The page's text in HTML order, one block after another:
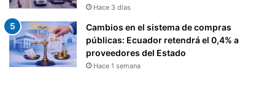
Hace 3 días
Cambios en el sistema de compras
públicas: Ecuador retendrá el 0,4% a
proveedores del Estado
Hace 1 semana